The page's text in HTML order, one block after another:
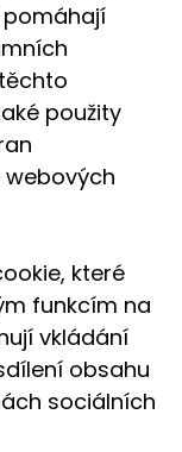
použity
webových
které
funkcím na
vkládání
obsahu
sociálních